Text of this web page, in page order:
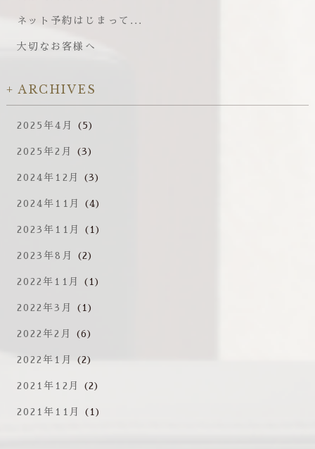
ネット予約はじまって...
大切なお客様へ
ARCHIVES
2025年4月 (5)
2025年2月 (3)
2024年12月 (3)
2024年11月 (4)
2023年11月 (1)
2023年8月 (2)
2022年11月 (1)
2022年3月 (1)
2022年2月 (6)
2022年1月 (2)
2021年12月 (2)
2021年11月 (1)